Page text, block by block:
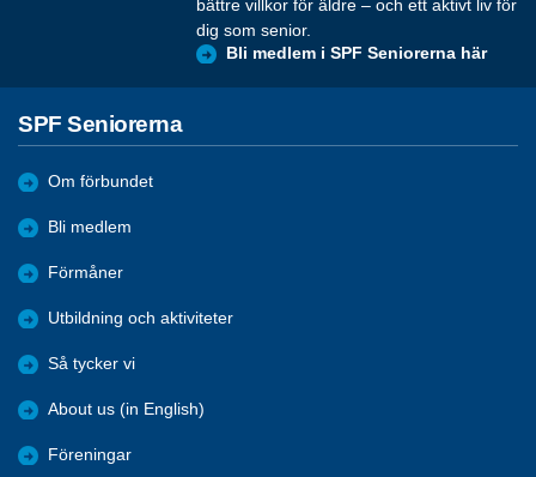
bättre villkor för äldre – och ett aktivt liv för
dig som senior.
Bli medlem i SPF Seniorerna här
SPF Seniorerna
Om förbundet
Bli medlem
Förmåner
Utbildning och aktiviteter
Så tycker vi
About us (in English)
Föreningar